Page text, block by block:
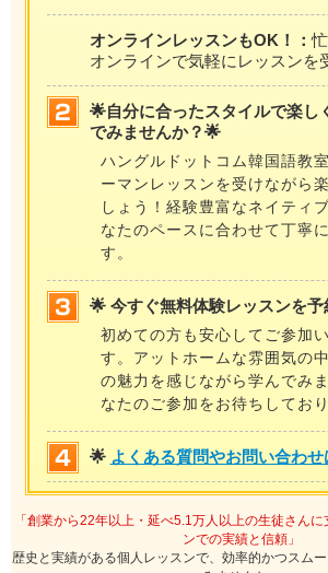
オンラインレッスンもOK！：
オンラインで気軽にレッスンを
🌟自分に合ったスタイルで楽し
でみませんか？🌟
ハングルドットコム韓国語教
ーマンレッスンを受けながら
しょう！経験豊富なネイティ
なたのペースに合わせて丁寧
す。
🌟 今すぐ無料体験レッスンを予
初めての方も安心してご参加
す。アットホームな雰囲気の
の魅力を感じながら学んでみ
なたのご参加をお待ちしており
🌟 よくある質問やお問い合わ
「創業から22年以上・延べ5.1万人以上の生徒さん
ンでの実績と信頼」
歴史と実績がある個人レッスンで、効率的かつスム